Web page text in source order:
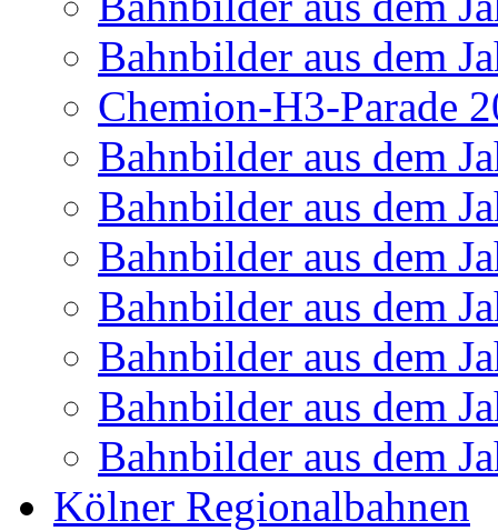
Bahnbilder aus dem
Chemion-H3-Parade
Bahnbilder aus dem
Bahnbilder aus dem
Bahnbilder aus dem
Bahnbilder aus dem
Bahnbilder aus dem
Bahnbilder aus dem
Bahnbilder aus dem
Kölner Regionalbahnen